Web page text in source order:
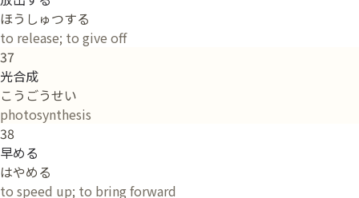
ほうしゅつする
to release; to give off
37
光合成
こうごうせい
photosynthesis
38
早める
はやめる
to speed up; to bring forward